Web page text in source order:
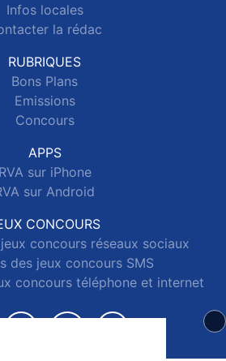
Infos locales
la rédac
RUBRIQUES
Bons Plans
Emissions
Concours
APPS
RVA sur iPhone
sur Android
CONCOURS
concours réseaux sociaux
des jeux concours SMS
concours téléphone et internet